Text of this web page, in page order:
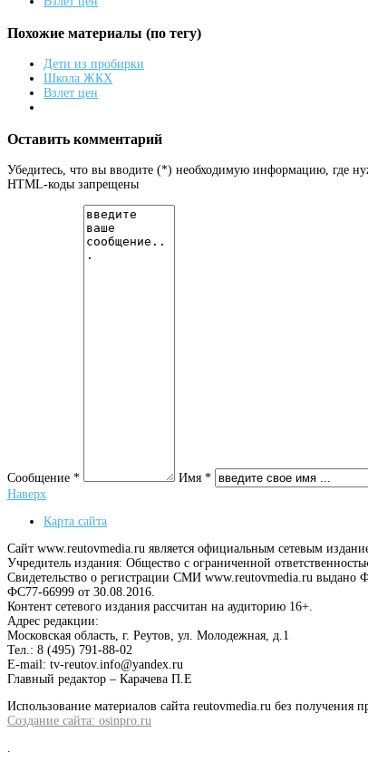
Похожие материалы (по тегу)
Дети из пробирки
Школа ЖКХ
Взлет цен
Оставить комментарий
Убедитесь, что вы вводите (*) необходимую информацию, где
HTML-коды запрещены
Сообщение * Имя *
Наверх
Карта сайта
Сайт www.reutovmedia.ru является официальным сетевым
Учредитель издания: Общество с ограниченной
Свидетельство о регистрации СМИ www.reutovmedia.ru
ФС77-66999 от 30.08.2016.
Контент сетевого издания рассчитан на аудиторию 16+.
Адрес редакции:
Московская область, г. Реутов, ул. Молодежная, д.1
Тел.: 8 (495) 791-88-02
E-mail: tv-reutov.info@yandex.ru
Главный редактор – Карачева П.Е
Использование материалов сайта reutovmedia.ru без
Создание сайта: osinpro.ru